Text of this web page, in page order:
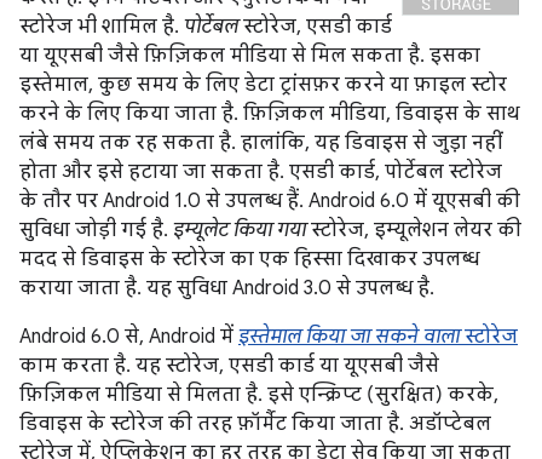
स्टोरेज भी शामिल है. पोर्टेबलस्टोरेज, एसडी कार्ड
या यूएसबी जैसे फ़िज़िकल मीडिया से मिल सकता है. इसका
इस्तेमाल, कुछ समय के लिए डेटा ट्रांसफ़र करने या फ़ाइल स्टोर
करने के लिए किया जाता है. फ़िज़िकल मीडिया, डिवाइस के साथ
लंबे समय तक रह सकता है. हालांकि, यह डिवाइस से जुड़ा नहीं
होता और इसे हटाया जा सकता है. एसडी कार्ड, पोर्टेबल स्टोरेज
के तौर पर Android 1.0 से उपलब्ध हैं. Android 6.0 में यूएसबी की
सुविधा जोड़ी गई है. इम्यूलेट किया गयास्टोरेज, इम्यूलेशन लेयर की
मदद से डिवाइस के स्टोरेज का एक हिस्सा दिखाकर उपलब्ध
कराया जाता है. यह सुविधा Android 3.0 से उपलब्ध है.
Android 6.0 से, Android में इस्तेमाल किया जा सकने वालास्टोरेज
काम करता है. यह स्टोरेज, एसडी कार्ड या यूएसबी जैसे
फ़िज़िकल मीडिया से मिलता है. इसे एन्क्रिप्ट (सुरक्षित) करके,
डिवाइस के स्टोरेज की तरह फ़ॉर्मैट किया जाता है. अडॉप्टेबल
स्टोरेज में, ऐप्लिकेशन का हर तरह का डेटा सेव किया जा सकता